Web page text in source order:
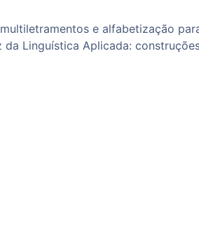
e alfabetização
da Linguística Aplicada: